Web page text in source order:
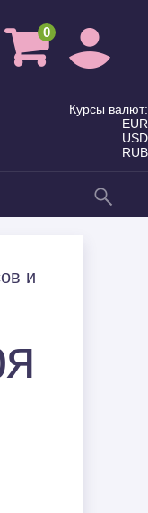
0
Курсы валют:
EUR
USD
RUB
и